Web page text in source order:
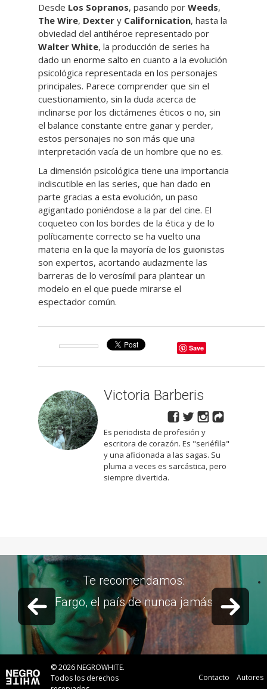
Desde Los Sopranos, pasando por Weeds,
The Wire, Dexter y Californication, hasta la
obviedad del antihéroe representado por
Walter White, la producción de series ha
dado un enorme salto en cuanto a la evolución
psicológica representada en los personajes
principales. Parece comprender que sin el
cuestionamiento, sin la duda acerca de
inclinarse por los dictámenes éticos o no, sin
el balance constante entre ganar y perder,
estos personajes no son más que una
interpretación vacía de un hombre que no es.
La dimensión psicológica tiene una importancia
indiscutible en las series, que han dado en
parte gracias a esta evolución, un paso
agigantado poniéndose a la par del cine. El
coqueteo con los bordes de la ética y de lo
políticamente correcto se ha vuelto una
materia en la que la mayoría de los guionistas
son expertos, acortando audazmente las
barreras de lo verosímil para plantear un
modelo en el que puede mirarse el
espectador común.
Save
Victoria Barberis
Es periodista de profesión y
escritora de corazón. Es "seriéfila"
y una aficionada a las sagas. Su
pluma a veces es sarcástica, pero
siempre divertida.
Previous slide
Te recomendamos:
Fargo, el país de nunca jamás
© 2026 NEGROWHITE.
Todos los derechos
Contacto Autores